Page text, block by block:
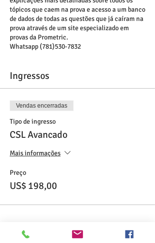
tópicos que caem na prova e acesso a um banco
de dados de todas as questões que já caíram na
prova através de um site especializado em
provas da Prometric.
Whatsapp (781)530-7832
Ingressos
Vendas encerradas
Tipo de ingresso
CSL Avancado
Mais informações
Preço
US$ 198,00
Compartilhe esse evento